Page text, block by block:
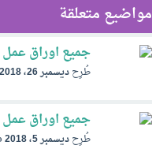
مواضيع متعلقة
جميع اوراق عمل
طُرِحديسمبر 26، 2018
جميع اوراق عمل
طُرِحديسمبر 5، 2018